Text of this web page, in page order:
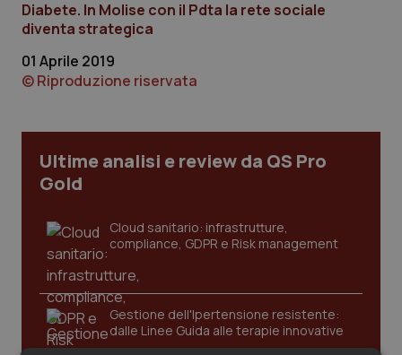
Calabria
Campania
Friuli Venezia Giulia
Liguria
Lombardia
Marche
Asma & BPCO
Car-T
Dermatite Atopica
Disturbi dell’umore
Dolore
Donna & Salute
Diabete. In Molise con il Pdta la rete sociale
diventa strategica
01 Aprile 2019
© Riproduzione riservata
Ultime analisi e review da QS Pro
Gold
Cloud sanitario: infrastrutture,
compliance, GDPR e Risk management
Gestione dell'Ipertensione resistente:
dalle Linee Guida alle terapie innovative